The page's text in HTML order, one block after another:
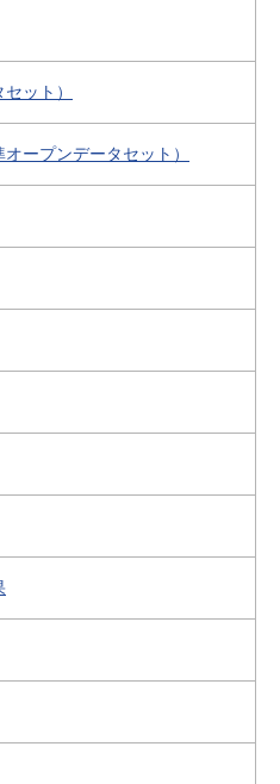
ット）
ープンデータセット）